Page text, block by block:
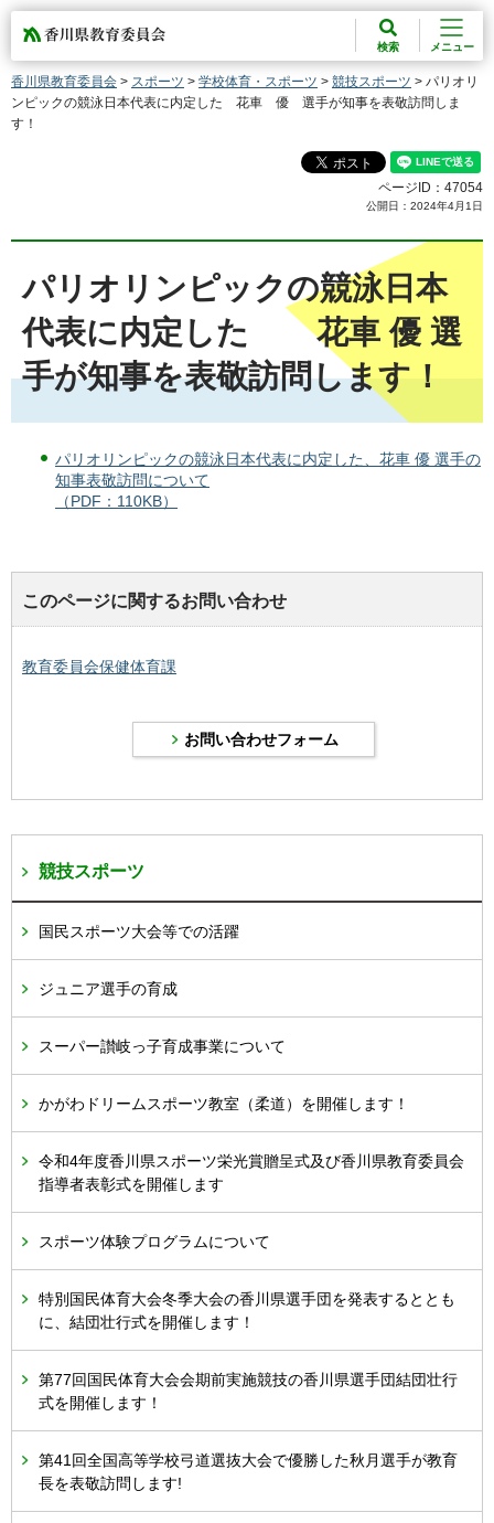
香川県教育委員会
検索 メニュー
香川県教育委員会 > スポーツ > 学校体育・スポーツ > 競技スポーツ > パリオリ
ンピックの競泳日本代表に内定した 花車 優 選手が知事を表敬訪問しま
す！
ページID：47054
公開日：2024年4月1日
パリオリンピックの競泳日本
代表に内定した 花車 優 選
手が知事を表敬訪問します！
パリオリンピックの競泳日本代表に内定した、花車 優 選手の
知事表敬訪問について
（PDF：110KB）
このページに関するお問い合わせ
教育委員会保健体育課
競技スポーツ
国民スポーツ大会等での活躍
ジュニア選手の育成
スーパー讃岐っ子育成事業について
かがわドリームスポーツ教室（柔道）を開催します！
令和4年度香川県スポーツ栄光賞贈呈式及び香川県教育委員会
指導者表彰式を開催します
スポーツ体験プログラムについて
特別国民体育大会冬季大会の香川県選手団を発表するととも
に、結団壮行式を開催します！
第77回国民体育大会会期前実施競技の香川県選手団結団壮行
式を開催します！
第41回全国高等学校弓道選抜大会で優勝した秋月選手が教育
長を表敬訪問します!